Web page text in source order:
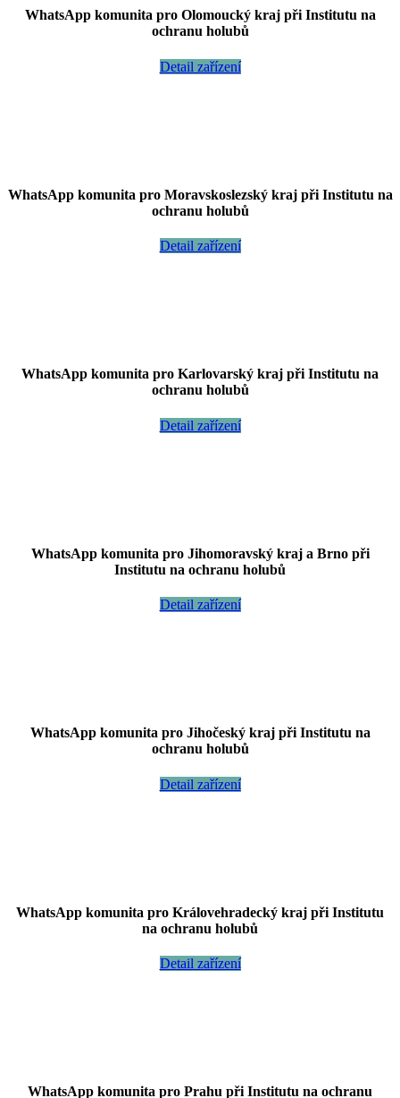
WhatsApp komunita pro Olomoucký kraj při Institutu na
ochranu holubů
Detail zařízení
WhatsApp komunita pro Moravskoslezský kraj při Institutu na
ochranu holubů
Detail zařízení
WhatsApp komunita pro Karlovarský kraj při Institutu na
ochranu holubů
Detail zařízení
WhatsApp komunita pro Jihomoravský kraj a Brno při
Institutu na ochranu holubů
Detail zařízení
WhatsApp komunita pro Jihočeský kraj při Institutu na
ochranu holubů
Detail zařízení
WhatsApp komunita pro Královehradecký kraj při Institutu
na ochranu holubů
Detail zařízení
WhatsApp komunita pro Prahu při Institutu na ochranu